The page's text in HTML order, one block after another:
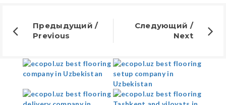
Предыдущий /
Previous
Следующий /
Next